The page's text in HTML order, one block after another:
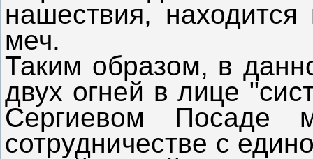
нашествия,
меч.
Таким образом, в
двух огней в лице
Сергиевом Посаде
сотрудничестве с